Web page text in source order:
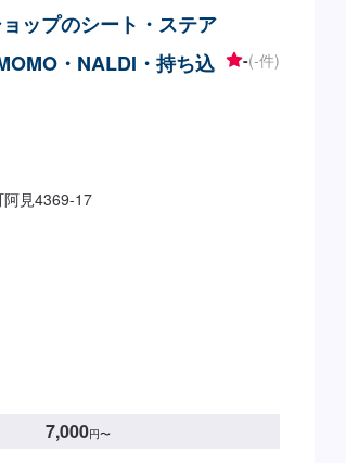
ご用意しています。お車の作業中は
の燃料代はお客様にご負担いただいて
、受付方法-----入庫の際はお気をつけ
スは事務所前の空いているスペースに
ッフへ「メンテモで予約しました」と
ます。【定休日・営業時間】定休日：
ップのシート・ステア
・NALDI・持ち込
-(-件)
阿見4369-17
7,000円〜